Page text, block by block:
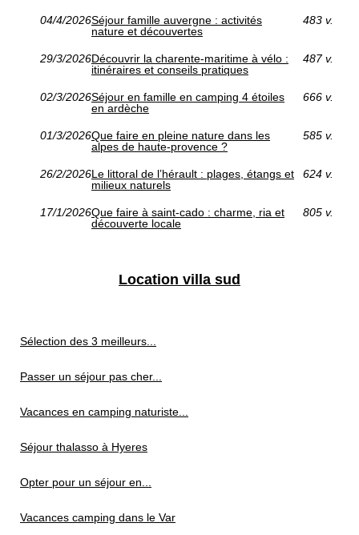
04/4/2026Séjour famille auvergne : activités
nature et découvertes
483 v.
29/3/2026Découvrir la charente-maritime à vélo :
itinéraires et conseils pratiques
487 v.
02/3/2026Séjour en famille en camping 4 étoiles
en ardèche
666 v.
01/3/2026Que faire en pleine nature dans les
alpes de haute-provence ?
585 v.
26/2/2026Le littoral de l’hérault : plages, étangs et
milieux naturels
624 v.
17/1/2026Que faire à saint-cado : charme, ria et
découverte locale
805 v.
Location villa sud
Sélection des 3 meilleurs...
Passer un séjour pas cher...
Vacances en camping naturiste...
Séjour thalasso à Hyeres
Opter pour un séjour en...
Vacances camping dans le Var